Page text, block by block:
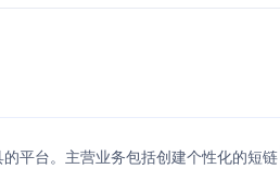
平台。主营业务包括创建个性化的短链